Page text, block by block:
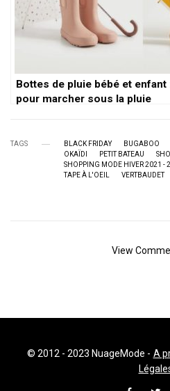
Bottes de pluie bébé et
pour marcher sous la pluie
TAGS BLACK FRIDAY BUGABOO
OKAÏDI
PETIT BATEAU
SHOPPING MODE HIVER 2021 -
TAPE À L'OEIL
VERTBAUDET
View
© 2012 - 2023 NuageMode - A